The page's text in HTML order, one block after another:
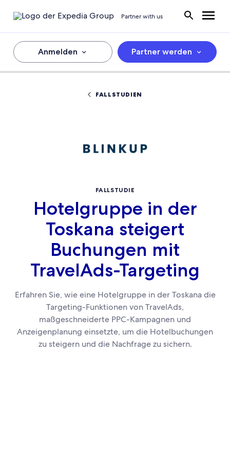
Partner with us
Anmelden Partner werden
FALLSTUDIEN
FALLSTUDIE
Hotelgruppe in der
Toskana steigert
Buchungen mit
TravelAds-Targeting
Erfahren Sie, wie eine Hotelgruppe in der Toskana die
Targeting-Funktionen von TravelAds,
maßgeschneiderte PPC-Kampagnen und
Anzeigenplanung einsetzte, um die Hotelbuchungen
zu steigern und die Nachfrage zu sichern.